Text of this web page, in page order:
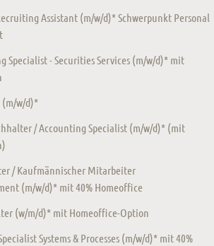
Assistant (m/w/d)* Schwerpunkt Personal
Specialist - Securities Services (m/w/d)* mit
w/d)*
/ Accounting Specialist (m/w/d)* (mit
/ Kaufmännischer Mitarbeiter
(m/w/d)* mit 40% Homeoffice
(w/m/d)* mit Homeoffice-Option
Systems & Processes (m/w/d)* mit 40%